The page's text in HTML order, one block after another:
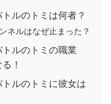
ルのトミは何者？
ネルはなぜ止まった？
ルのトミの職業
！
ルのトミに彼女は